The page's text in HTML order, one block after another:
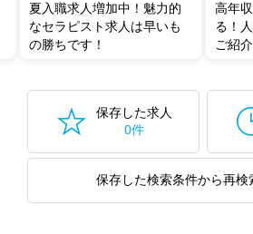
夏入職求人増加中！魅力的
なセラピスト求人は早いも
の勝ちです！
高年
る！
ご紹
保存した求人
0件
保存した検索条件から再検